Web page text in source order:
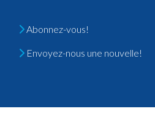
Abonnez-vous!
Envoyez-nous une nouvelle!